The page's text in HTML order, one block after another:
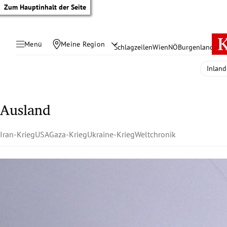
Zum Hauptinhalt der Seite
Menü Meine Region SchlagzeilenWienNÖBurgenland
Inland
Ausland
Iran-KriegUSAGaza-KriegUkraine-KriegWeltchronik